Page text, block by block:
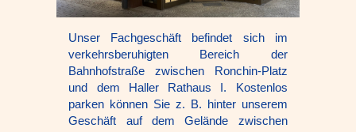
Unser Fachgeschäft befindet sich im
verkehrsberuhigten Bereich der
Bahnhofstraße zwischen Ronchin-Platz
und dem Haller Rathaus I. Kostenlos
parken können Sie z. B. hinter unserem
Geschäft auf dem Gelände zwischen